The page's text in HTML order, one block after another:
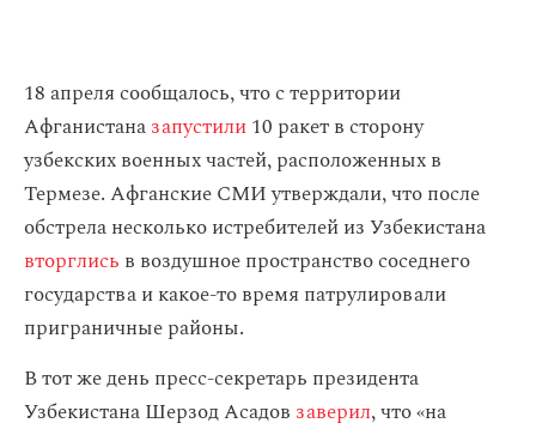
18 апреля сообщалось, что с территории
Афганистаназапустили10 ракет в сторону
узбекских военных частей, расположенных в
Термезе. Афганские СМИ утверждали, что после
обстрела несколько истребителей из Узбекистана
вторглись в воздушное пространство соседнего
государства и какое-то время патрулировали
приграничные районы.
В тот же день пресс-секретарь президента
Узбекистана Шерзод Асадов заверил, что «на